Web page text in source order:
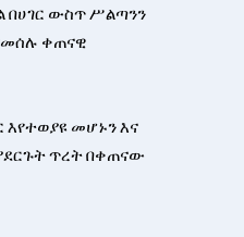
በሀገር ውስጥ ሥልጣንን
ቀጠናዊ
መሆኑን እና
ጥረት በቀጠናው